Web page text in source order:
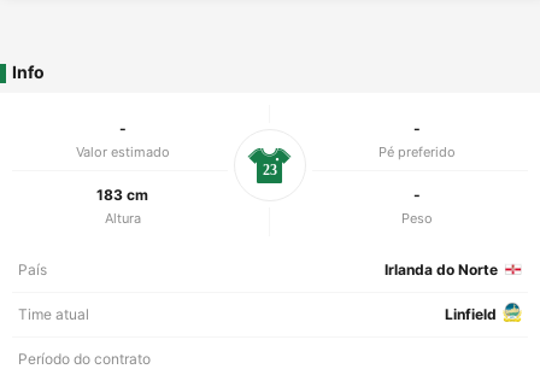
Info
-
Valor estimado
-
Pé preferido
183 cm
Altura
-
Peso
23
País Irlanda do Norte
Time atual Linfield
Período do contrato